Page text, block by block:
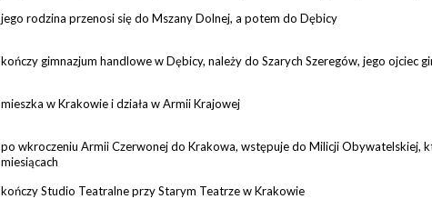
jego rodzina przenosi się do Mszany Dolnej, a potem do Dębicy
kończy gimnazjum handlowe w Dębicy, należy do Szarych Szeregów, jego ojciec
mieszka w Krakowie i działa w Armii Krajowej
po wkroczeniu Armii Czerwonej do Krakowa, wstępuje do Milicji Obywatelskiej,
miesiącach
kończy Studio Teatralne przy Starym Teatrze w Krakowie